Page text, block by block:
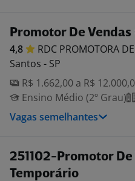
Promotor De
4,8 RDC PROMOTORA DE
Santos - SP
R$ 1.662,00 a R$
Ensino Médio (2º Grau)
Vagas semelhantes
251102-Promotor
Temporário